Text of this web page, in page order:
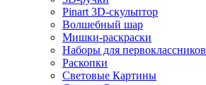
Pinart 3D-скульптор
Волшебный шар
Мишки-раскраски
Наборы для первоклассников
Раскопки
Световые Картины